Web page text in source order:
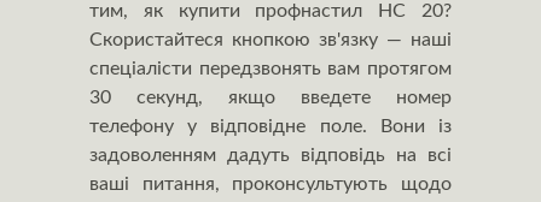
тим, як купити профнастил НС 20?
Скористайтеся кнопкою зв'язку — наші
спеціалісти передзвонять вам протягом
30 секунд, якщо введете номер
телефону у відповідне поле. Вони із
задоволенням дадуть відповідь на всі
ваші питання, проконсультують щодо